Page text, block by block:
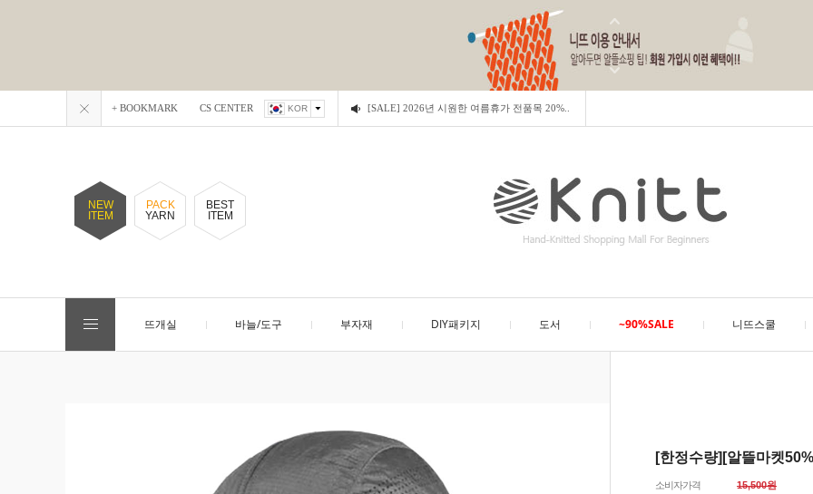
+ BOOKMARK CS CENTER KOR [SALE] 2026년 시원한 여름휴가 전품목 20%..
NEW
ITEM
PACK
YARN
BEST
ITEM
뜨개실 바늘/도구 부자재 DIY패키지 도서 ~90%SALE 니뜨스쿨
[한정수량][알뜰마켓
소비자가격
15,500원